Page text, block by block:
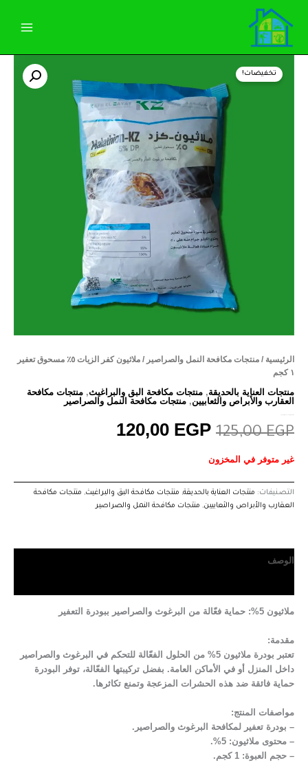
المحتوى
تخفيضات!
الرئيسية / منتجات مكافحة النمل والصراصير
/ ملاثيون كفر الزيات ٥٪ مسحوق تعفير
١ كجم
منتجات العناية بالحديقة, منتجات مكافحة البق والبراغيث, منتجات مكافحة
العقارب والأبراص والثعابيين, منتجات مكافحة النمل والصراصير
125,00EGP
الأصلي
هو:
125,00 EGP.
120,00 EGP
الحالي
هو:
120,00 EGP.
غير متوفر في المخزون
التصنيفات: منتجات العناية بالحديقة, منتجات مكافحة البق والبراغيث, منتجات مكافحة
العقارب والأبراص والثعابيين, منتجات مكافحة النمل والصراصير
الوصف
ملاثيون 5%: حماية فعّالة من البرغوث والصراصير ببودرة التعفير
مقدمة:
تعتبر بودرة ملاثيون 5% من الحلول الفعّالة للتحكم في البرغوث والصراصير
داخل المنزل أو في الأماكن العامة. بفضل تركيبتها الفعّالة، توفر البودرة
حماية فائقة ضد هذه الحشرات المزعجة وتمنع تكاثرها.
مواصفات المنتج:
– بودرة تعفير لمكافحة البرغوث والصراصير.
– محتوى ملاثيون: 5%.
– حجم العبوة: 1 كجم.